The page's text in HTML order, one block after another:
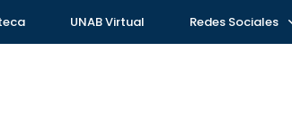
UNAB Virtual Redes Sociales